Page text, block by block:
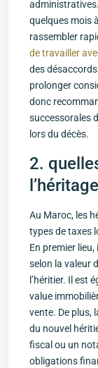
quelques mois⁣
rassembler
de travailler
des
prolonger
donc
successorales
lors du décès.
2.
Au Maroc, les
types de taxes
En⁤ premier
selon la valeur
l’héritier.‌ Il est
value
vente. De plus,
du nouvel‌
fiscal ou un
obligations